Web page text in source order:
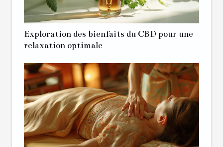
Exploration des bienfaits du CBD pour une
relaxation optimale